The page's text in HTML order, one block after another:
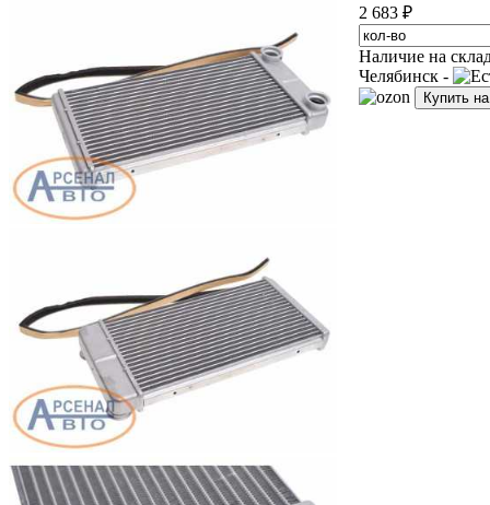
2 683 ₽
Наличие на
Челябинск -
Купить